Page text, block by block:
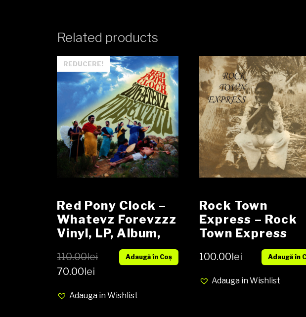
Related products
REDUCERE!
Red Pony Clock ‎–
Whatevz Forevzzz
Vinyl, LP, Album,
Brown Vinyl media
NM cover EX (SH)
110.00lei
70.00lei
Adaugă în Coș
Adauga in Wishlist
Rock Town
Express ‎– Rock
Town Express
Vinyl, LP, Album,
Reissue NOU
100.00lei Adaugă în
Adauga in Wishlist